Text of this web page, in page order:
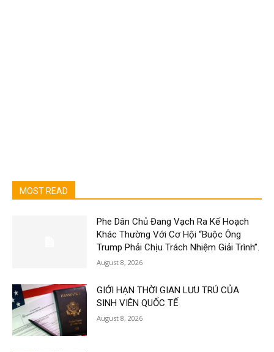
MOST READ
Phe Dân Chủ Đang Vạch Ra Kế Hoạch
Khác Thường Với Cơ Hội “Buộc Ông
Trump Phải Chịu Trách Nhiệm Giải Trình”.
August 8, 2026
GIỚI HẠN THỜI GIAN LƯU TRÚ CỦA
SINH VIÊN QUỐC TẾ
August 8, 2026